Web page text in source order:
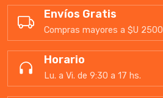
Envíos Gratis
Compras mayores a $U 2500
Horario
Lu. a Vi. de 9:30 a 17 hs.